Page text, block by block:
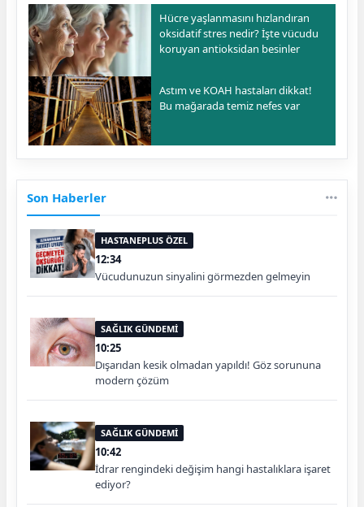
Hücre yaşlanmasını hızlandıran
oksidatif stres nedir? İşte vücudu
koruyan antioksidan besinler
Astım ve KOAH hastaları dikkat!
Bu mağarada temiz nefes var
Son Haberler
HASTANEPLUS ÖZEL
12:34
Vücudunuzun sinyalini görmezden gelmeyin
SAĞLIK GÜNDEMİ
10:25
Dışarıdan kesik olmadan yapıldı! Göz sorununa
modern çözüm
SAĞLIK GÜNDEMİ
10:42
İdrar rengindeki değişim hangi hastalıklara işaret
ediyor?